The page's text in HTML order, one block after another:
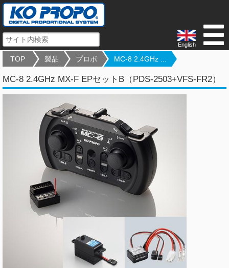
English
TOP 製品 プロポ MC-8 2.4GHz ...
MC-8 2.4GHz MX-F EPセットB（PDS-2503+VFS-FR2）